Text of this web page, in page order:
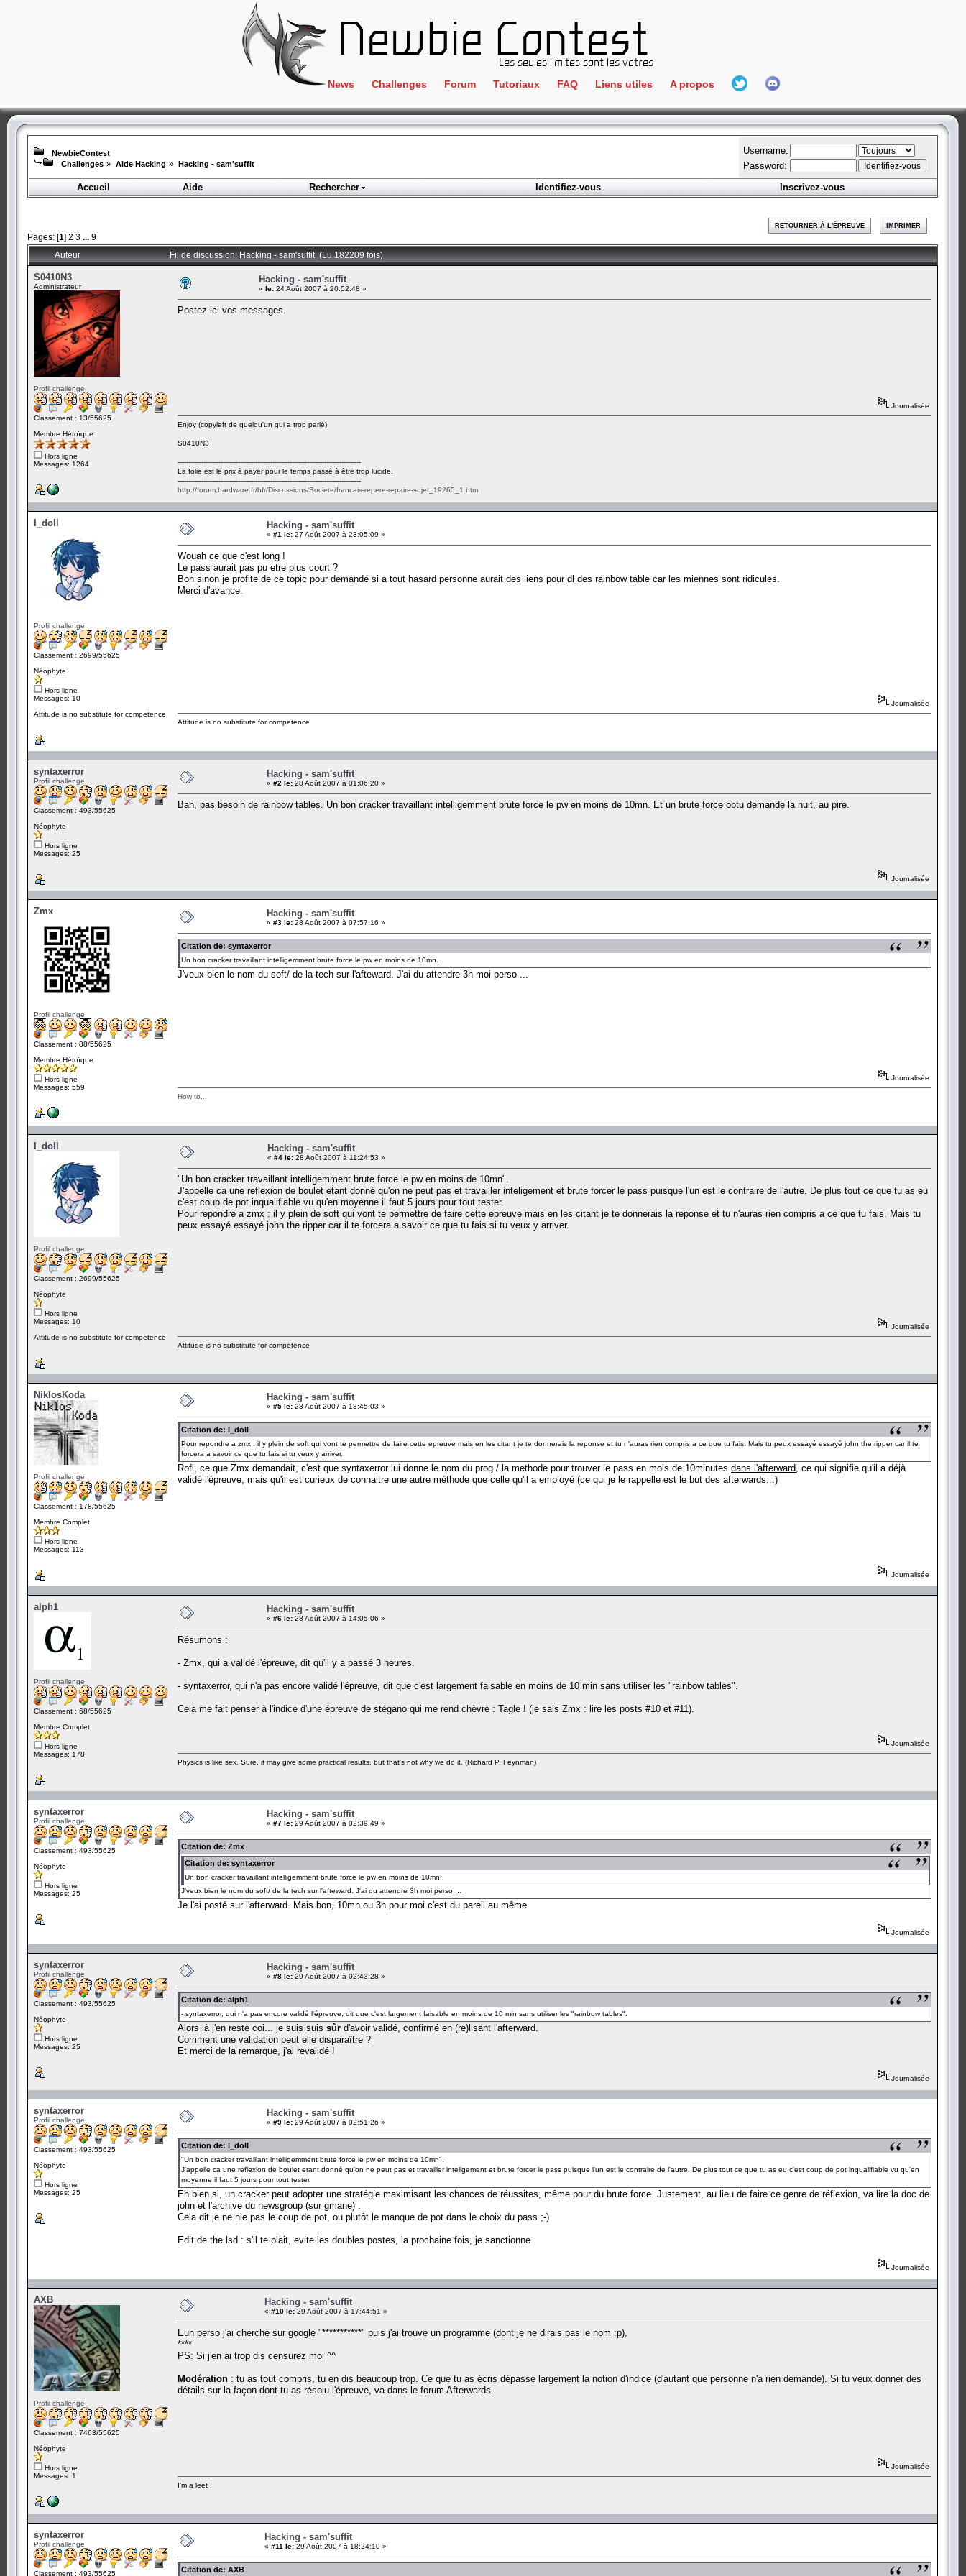
News Challenges
Crackme
ClientSide
Forensics
Programmation
Wargame
Forum Tutoriaux FAQ Liens utiles
IRC
Newbie Connect
Partenaires
Goodies
L'incubateur
A propos
L'équipe
Hall Of Fame
NewbieContest
Challenges » Aide Hacking » Hacking - sam'suffit
Username:
Password:
Accueil
Aide Rechercher Identifiez-vous Inscrivez-vous
Pages: [1] 2 3 ... 9
RETOURNER À L'ÉPREUVE IMPRIMER
Auteur Fil de discussion: Hacking - sam'suffit (Lu 182209 fois)
S0410N3
Administrateur
Profil challenge
Classement : 13/55625
Membre Héroïque
Hors ligne
Messages: 1264
Hacking - sam'suffit
« le: 24 Août 2007 à 20:52:48 »
Postez ici vos messages.
Journalisée
Enjoy (copyleft de quelqu'un qui a trop parlé)
S0410N3
-------------------------------------------------------------------------------------
La folie est le prix à payer pour le temps passé à être trop lucide.
-------------------------------------------------------------------------------------
http://forum.hardware.fr/hfr/Discussions/Societe/francais-repere-repaire-sujet_19265_1.htm
I_doll
Profil challenge
Classement : 2699/55625
Néophyte
Hors ligne
Messages: 10
Attitude is no substitute for competence
Hacking - sam'suffit
« #1 le: 27 Août 2007 à 23:05:09 »
Wouah ce que c'est long !
Le pass aurait pas pu etre plus court ?
Bon sinon je profite de ce topic pour demandé si a tout hasard personne aurait des liens pour dl des rainbow table car les miennes sont ridicules.
Merci d'avance.
Journalisée
Attitude is no substitute for competence
syntaxerror
Profil challenge
Classement : 493/55625
Néophyte
Hors ligne
Messages: 25
Hacking - sam'suffit
« #2 le: 28 Août 2007 à 01:06:20 »
Bah, pas besoin de rainbow tables. Un bon cracker travaillant intelligemment brute force le pw en moins de 10mn. Et un brute force obtu demande la nuit, au pire.
Journalisée
Zmx
Profil challenge
Classement : 88/55625
Membre Héroïque
Hors ligne
Messages: 559
Hacking - sam'suffit
« #3 le: 28 Août 2007 à 07:57:16 »
Citation de: syntaxerror
Un bon cracker travaillant intelligemment brute force le pw en moins de 10mn.
J'veux bien le nom du soft/ de la tech sur l'afteward. J'ai du attendre 3h moi perso ...
Journalisée
How to...
I_doll
Profil challenge
Classement : 2699/55625
Néophyte
Hors ligne
Messages: 10
Attitude is no substitute for competence
Hacking - sam'suffit
« #4 le: 28 Août 2007 à 11:24:53 »
"Un bon cracker travaillant intelligemment brute force le pw en moins de 10mn".
J'appelle ca une reflexion de boulet etant donné qu'on ne peut pas et travailler inteligement et brute forcer le pass puisque l'un est le contraire de l'autre. De plus tout ce que tu as eu
c'est coup de pot inqualifiable vu qu'en moyenne il faut 5 jours pour tout tester.
Pour repondre a zmx : il y plein de soft qui vont te permettre de faire cette epreuve mais en les citant je te donnerais la reponse et tu n'auras rien compris a ce que tu fais. Mais tu
peux essayé essayé john the ripper car il te forcera a savoir ce que tu fais si tu veux y arriver.
Journalisée
Attitude is no substitute for competence
NiklosKoda
Profil challenge
Classement : 178/55625
Membre Complet
Hors ligne
Messages: 113
Hacking - sam'suffit
« #5 le: 28 Août 2007 à 13:45:03 »
Citation de: I_doll
Pour repondre a zmx : il y plein de soft qui vont te permettre de faire cette epreuve mais en les citant je te donnerais la reponse et tu n'auras rien compris a ce que tu fais. Mais tu peux essayé essayé john the ripper car il te
forcera a savoir ce que tu fais si tu veux y arriver.
Rofl, ce que Zmx demandait, c'est que syntaxerror lui donne le nom du prog / la methode pour trouver le pass en mois de 10minutes dans l'afterward , ce qui signifie qu'il a déjà
validé l'épreuve, mais qu'il est curieux de connaitre une autre méthode que celle qu'il a employé (ce qui je le rappelle est le but des afterwards...)
Journalisée
alph1
Profil challenge
Classement : 68/55625
Membre Complet
Hors ligne
Messages: 178
Hacking - sam'suffit
« #6 le: 28 Août 2007 à 14:05:06 »
Résumons :
- Zmx, qui a validé l'épreuve, dit qu'il y a passé 3 heures.
- syntaxerror, qui n'a pas encore validé l'épreuve, dit que c'est largement faisable en moins de 10 min sans utiliser les "rainbow tables".
Cela me fait penser à l'indice d'une épreuve de stégano qui me rend chèvre : Tagle ! (je sais Zmx : lire les posts #10 et #11).
Journalisée
Physics is like sex. Sure, it may give some practical results, but that's not why we do it. (Richard P. Feynman)
syntaxerror
Profil challenge
Classement : 493/55625
Néophyte
Hors ligne
Messages: 25
Hacking - sam'suffit
« #7 le: 29 Août 2007 à 02:39:49 »
Citation de: Zmx
Citation de: syntaxerror
Un bon cracker travaillant intelligemment brute force le pw en moins de 10mn.
J'veux bien le nom du soft/ de la tech sur l'afteward. J'ai du attendre 3h moi perso ...
Je l'ai posté sur l'afterward. Mais bon, 10mn ou 3h pour moi c'est du pareil au même.
Journalisée
syntaxerror
Profil challenge
Classement : 493/55625
Néophyte
Hors ligne
Messages: 25
Hacking - sam'suffit
« #8 le: 29 Août 2007 à 02:43:28 »
Citation de: alph1
- syntaxerror, qui n'a pas encore validé l'épreuve, dit que c'est largement faisable en moins de 10 min sans utiliser les "rainbow tables".
Alors là j'en reste coi... je suis suis sûr d'avoir validé, confirmé en (re)lisant l'afterward.
Comment une validation peut elle disparaître ?
Et merci de la remarque, j'ai revalidé !
Journalisée
syntaxerror
Profil challenge
Classement : 493/55625
Néophyte
Hors ligne
Messages: 25
Hacking - sam'suffit
« #9 le: 29 Août 2007 à 02:51:26 »
Citation de: I_doll
"Un bon cracker travaillant intelligemment brute force le pw en moins de 10mn".
J'appelle ca une reflexion de boulet etant donné qu'on ne peut pas et travailler inteligement et brute forcer le pass puisque l'un est le contraire de l'autre. De plus tout ce que tu as eu c'est coup de pot inqualifiable vu qu'en
moyenne il faut 5 jours pour tout tester.
Eh bien si, un cracker peut adopter une stratégie maximisant les chances de réussites, même pour du brute force. Justement, au lieu de faire ce genre de réflexion, va lire la doc de
john et l'archive du newsgroup (sur gmane) .
Cela dit je ne nie pas le coup de pot, ou plutôt le manque de pot dans le choix du pass ;-)
Edit de the lsd : s'il te plait, evite les doubles postes, la prochaine fois, je sanctionne
Journalisée
AXB
Profil challenge
Classement : 7463/55625
Néophyte
Hors ligne
Messages: 1
Hacking - sam'suffit
« #10 le: 29 Août 2007 à 17:44:51 »
Euh perso j'ai cherché sur google "***********" puis j'ai trouvé un programme (dont je ne dirais pas le nom :p),
****
PS: Si j'en ai trop dis censurez moi ^^
Modération : tu as tout compris, tu en dis beaucoup trop. Ce que tu as écris dépasse largement la notion d'indice (d'autant que personne n'a rien demandé). Si tu veux donner des
détails sur la façon dont tu as résolu l'épreuve, va dans le forum Afterwards.
Journalisée
I'm a leet !
syntaxerror
Profil challenge
Classement : 493/55625
Hacking - sam'suffit
« #11 le: 29 Août 2007 à 18:24:10 »
Citation de: AXB